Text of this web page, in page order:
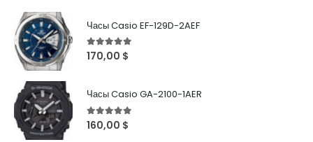
Часы Casio EF-129D-2AEF
5out of 5
170,00 $
Часы Casio GA-2100-1AER
5out of 5
160,00 $